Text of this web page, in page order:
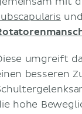
und
umgreift
besseren
hohe